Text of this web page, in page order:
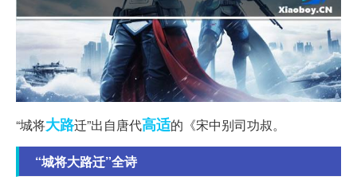
“城将大路迁”出自唐代高适的《宋中别司功叔。
“城将大路迁”全诗